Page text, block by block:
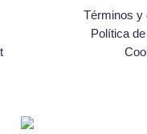
Términos y
Política